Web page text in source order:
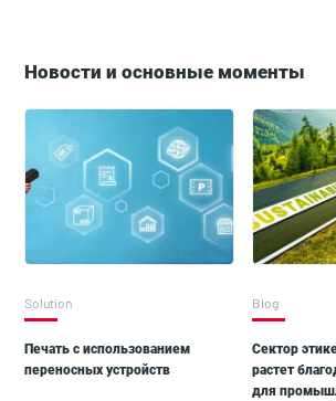
Новости и основные моменты
Solution
Печать с использованием
переносных устройств
Blog
Сектор
растет
для